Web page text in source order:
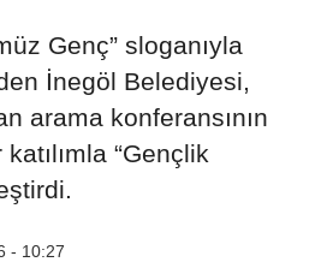
Genç” sloganıyla
İnegöl Belediyesi,
arama konferansının
“Gençlik
- 10:27